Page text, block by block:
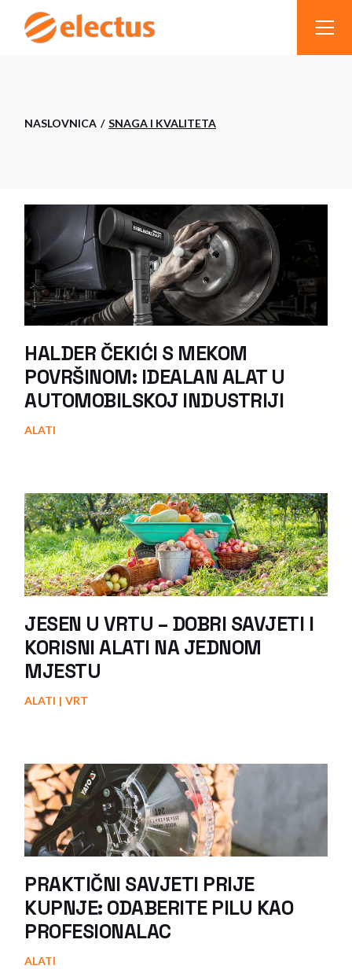
NASLOVNICA SNAGA I KVALITETA
HALDER ČEKIĆI S MEKOM
POVRŠINOM: IDEALAN ALAT U
AUTOMOBILSKOJ INDUSTRIJI
ALATI
JESEN U VRTU – DOBRI SAVJETI I
KORISNI ALATI NA JEDNOM
MJESTU
ALATI VRT
PRAKTIČNI SAVJETI PRIJE
KUPNJE: ODABERITE PILU KAO
PROFESIONALAC
ALATI